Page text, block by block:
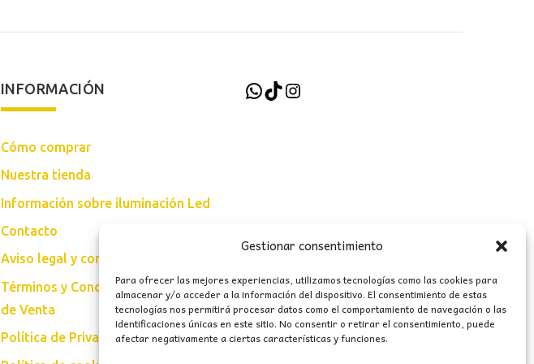
Gestionar consentimiento
Para ofrecer las mejores experiencias, utilizamos tecnologías como las cookies para
almacenar y/o acceder a la información del dispositivo. El consentimiento de estas
tecnologías nos permitirá procesar datos como el comportamiento de navegación o las
identificaciones únicas en este sitio. No consentir o retirar el consentimiento, puede
afectar negativamente a ciertas características y funciones.
INFORMACIÓN
Cómo comprar
Nuestra tienda
Información sobre iluminación Led
Contacto
Aviso legal y condiciones de uso
Términos y Condiciones Generales
de Venta
Política de Privacidad
WhatsApp
TikTokInstagram